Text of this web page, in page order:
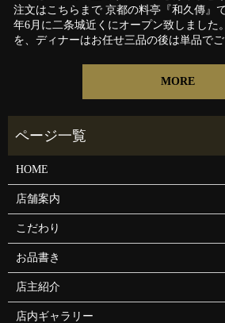
注文はこちらまで 京都の料亭『和久傳』
年6月に二条城近くにオープン致しました
を、ディナーはお任せ三品の後は単品で
MORE
HOME
店舗案内
こだわり
お品書き
店主紹介
店内ギャラリー